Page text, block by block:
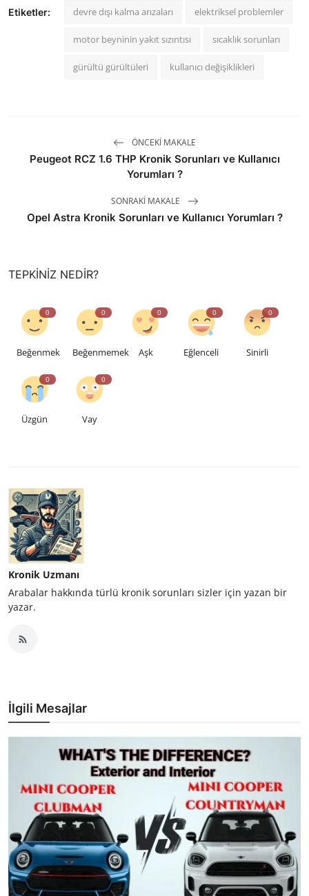
Etiketler: devre dışı kalma arızaları elektriksel problemler
motor beyninin yakıt sızıntısı sıcaklık sorunları
gürültü gürültüleri kullanıcı değişiklikleri
ÖNCEKI MAKALE
Peugeot RCZ 1.6 THP Kronik Sorunları ve Kullanıcı
Yorumları ?
SONRAKI MAKALE
Opel Astra Kronik Sorunları ve Kullanıcı Yorumları ?
TEPKINIZ NEDIR?
0
Beğenmek
0
Beğenmemek
0
Aşk
0
Eğlenceli
0
Sinirli
0
Üzgün
0
Vay
Kronik Uzmanı
Arabalar hakkında türlü kronik sorunları sizler için yazan bir
yazar.
İlgili Mesajlar